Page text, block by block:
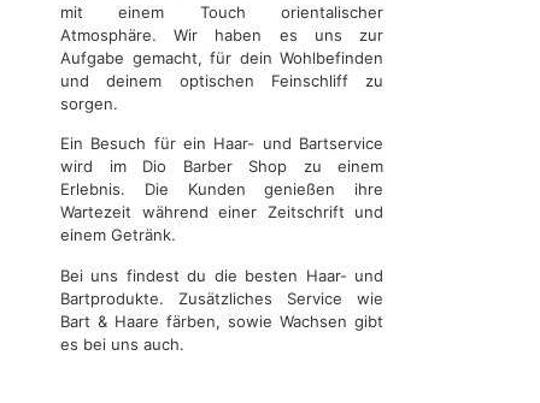
mit einem Touch orientalischer
Atmosphäre. Wir haben es uns zur
Aufgabe gemacht, für dein Wohlbefinden
und deinem optischen Feinschliff zu
sorgen.
Ein Besuch für ein Haar- und Bartservice
wird im Dio Barber Shop zu einem
Erlebnis. Die Kunden genießen ihre
Wartezeit während einer Zeitschrift und
einem Getränk.
Bei uns findest du die besten Haar- und
Bartprodukte. Zusätzliches Service wie
Bart & Haare färben, sowie Wachsen gibt
es bei uns auch.